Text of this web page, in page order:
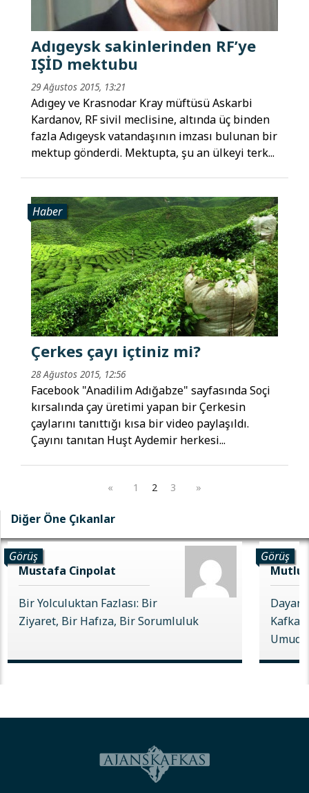
Adıgeysk sakinlerinden RF’ye
IŞİD mektubu
29 Ağustos 2015, 13:21
Adıgey ve Krasnodar Kray müftüsü Askarbi
Kardanov, RF sivil meclisine, altında üç binden
fazla Adıgeysk vatandaşının imzası bulunan bir
mektup gönderdi. Mektupta, şu an ülkeyi terk...
Haber
Çerkes çayı içtiniz mi?
28 Ağustos 2015, 12:56
Facebook "Anadilim Adığabze" sayfasında Soçi
kırsalında çay üretimi yapan bir Çerkesin
çaylarını tanıttığı kısa bir video paylaşıldı.
Çayını tanıtan Huşt Aydemir herkesi...
« 1 2 3 »
Diğer Öne Çıkanlar
Görüş
Mustafa Cinpolat
Bir Yolculuktan Fazlası: Bir
Ziyaret, Bir Hafıza, Bir Sorumluluk
Görüş
Mutlu
Kafkas
Umudu